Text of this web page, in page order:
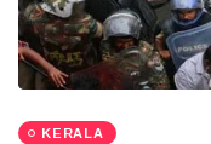
KERALA